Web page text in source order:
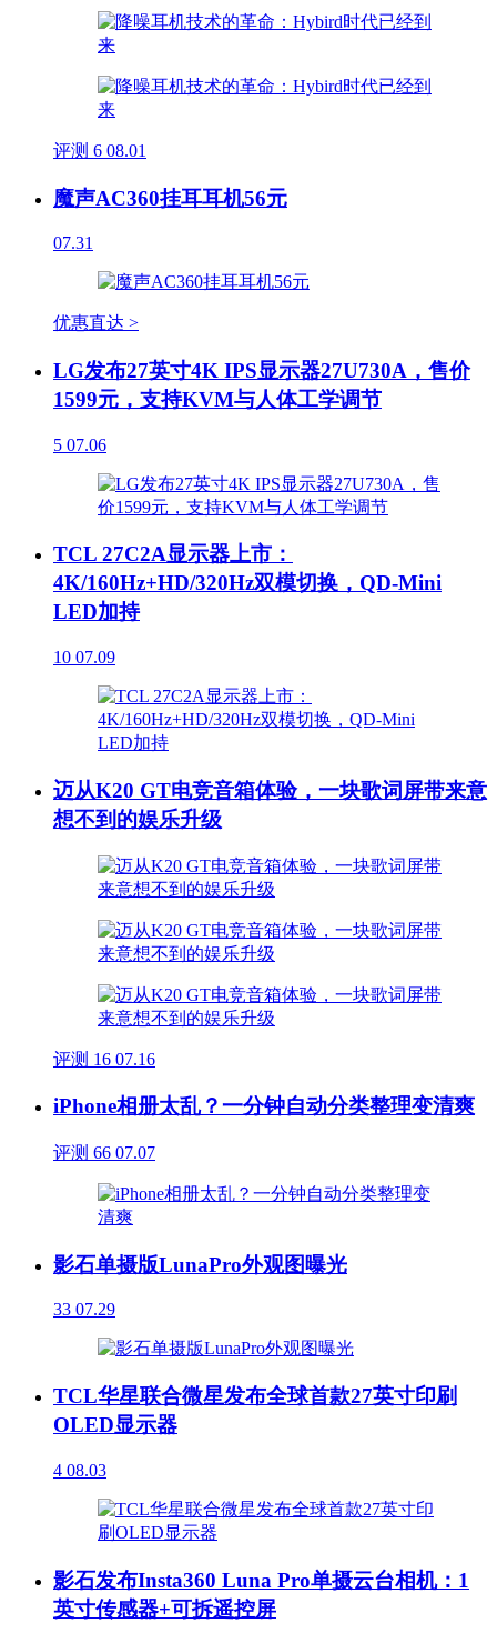
评测 6 08.01
魔声AC360挂耳耳机56元
07.31
优惠直达 >
LG发布27英寸4K IPS显示器27U730A，售价
1599元，支持KVM与人体工学调节
5 07.06
TCL 27C2A显示器上市：
4K/160Hz+HD/320Hz双模切换，QD-Mini
LED加持
10 07.09
迈从K20 GT电竞音箱体验，一块歌词屏带来意
想不到的娱乐升级
评测 16 07.16
iPhone相册太乱？一分钟自动分类整理变清爽
评测 66 07.07
影石单摄版LunaPro外观图曝光
33 07.29
TCL华星联合微星发布全球首款27英寸印刷
OLED显示器
4 08.03
影石发布Insta360 Luna Pro单摄云台相机：1
英寸传感器+可拆遥控屏